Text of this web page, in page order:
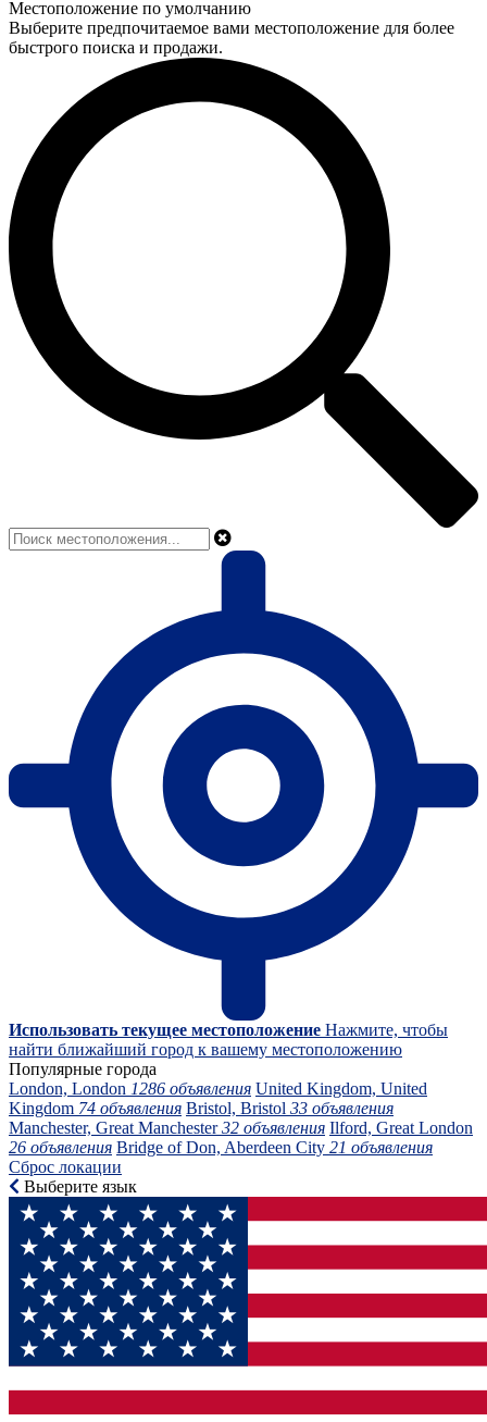
Местоположение по умолчанию
Выберите предпочитаемое вами местоположение для более
быстрого поиска и продажи.
Использовать текущее местоположение Нажмите, чтобы
найти ближайший город к вашему местоположению
Популярные города
London, London 1286 объявления United Kingdom, United
Kingdom 74 объявления Bristol, Bristol 33 объявления
Manchester, Great Manchester32 объявления Ilford, Great London
26 объявления Bridge of Don, Aberdeen City 21 объявления
Сброс локации
Выберите язык